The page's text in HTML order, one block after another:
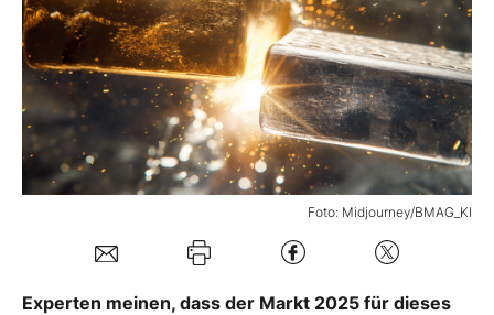
Mein B:O
Mein Konto
Foto: Midjourney/BMAG_KI
Experten meinen, dass der Markt 2025 für dieses